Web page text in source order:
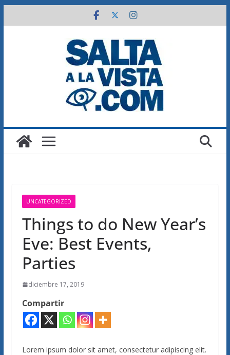
al
UNCATEGORIZED
Things to do New Year’s
Eve: Best Events,
Parties
diciembre 17, 2019
Compartir
Lorem ipsum dolor sit amet, consectetur adipiscing elit.